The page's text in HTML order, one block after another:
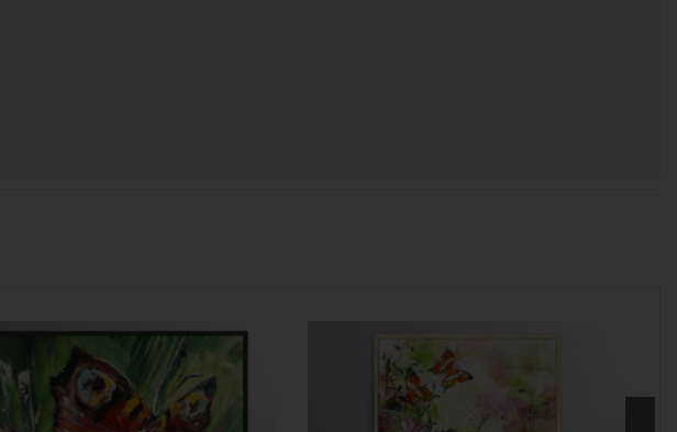
λίγος περισσότερος χρόνος για να παραδοθεί.